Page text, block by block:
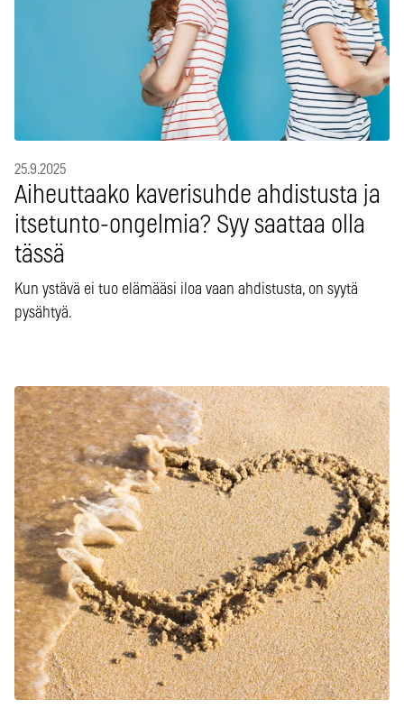
25.9.2025
Aiheuttaako kaverisuhde ahdistusta ja
itsetunto-ongelmia? Syy saattaa olla
tässä
Kun ystävä ei tuo elämääsi iloa vaan ahdistusta, on syytä
pysähtyä.